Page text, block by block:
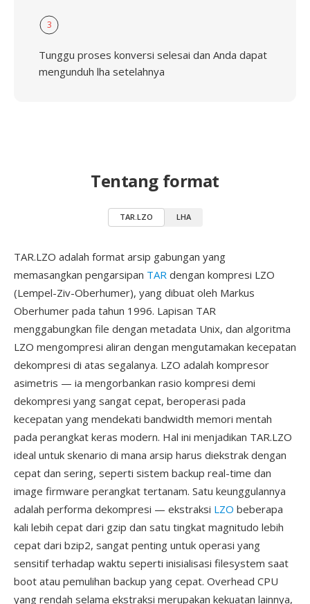
3
Tunggu proses konversi selesai dan Anda dapat
mengunduh lha setelahnya
Tentang format
TAR.LZO LHA
TAR.LZO adalah format arsip gabungan yang
memasangkan pengarsipan TAR dengan kompresi LZO
(Lempel-Ziv-Oberhumer), yang dibuat oleh Markus
Oberhumer pada tahun 1996. Lapisan TAR
menggabungkan file dengan metadata Unix, dan algoritma
LZO mengompresi aliran dengan mengutamakan kecepatan
dekompresi di atas segalanya. LZO adalah kompresor
asimetris — ia mengorbankan rasio kompresi demi
dekompresi yang sangat cepat, beroperasi pada
kecepatan yang mendekati bandwidth memori mentah
pada perangkat keras modern. Hal ini menjadikan TAR.LZO
ideal untuk skenario di mana arsip harus diekstrak dengan
cepat dan sering, seperti sistem backup real-time dan
image firmware perangkat tertanam. Satu keunggulannya
adalah performa dekompresi — ekstraksi LZO beberapa
kali lebih cepat dari gzip dan satu tingkat magnitudo lebih
cepat dari bzip2, sangat penting untuk operasi yang
sensitif terhadap waktu seperti inisialisasi filesystem saat
boot atau pemulihan backup yang cepat. Overhead CPU
yang rendah selama ekstraksi merupakan kekuatan lainnya,